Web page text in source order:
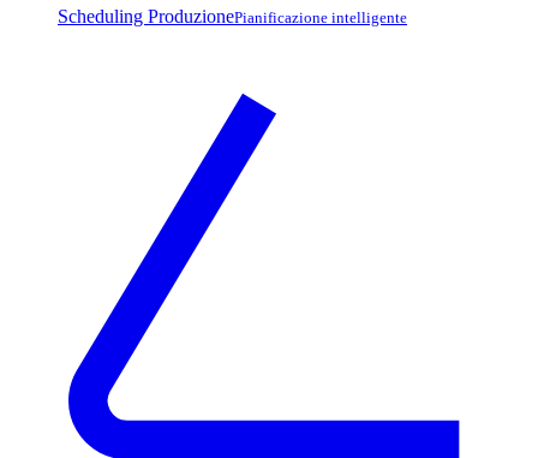
Scheduling ProduzionePianificazione intelligente